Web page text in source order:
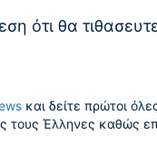
ότι θα
και δείτε πρώτοι
τους Έλληνες καθώς